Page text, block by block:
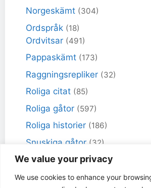
We value your privacy
We use cookies to enhance your
Norgeskämt (304)
Ordspråk (18)
Ordvitsar (491)
Pappaskämt (173)
Raggningsrepliker (32)
Roliga citat (85)
Roliga gåtor (597)
Roliga historier (186)
Snuskiga gåtor (32)
Snuskiga skämt(98)
Sportskämt (18)